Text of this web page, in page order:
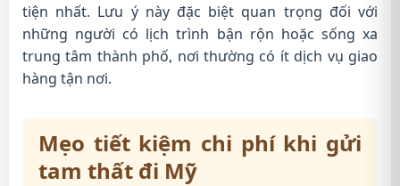
tiện nhất. Lưu ý này đặc biệt quan trọng đối với
những người có lịch trình bận rộn hoặc sống xa
trung tâm thành phố, nơi thường có ít dịch vụ giao
hàng tận nơi.
Mẹo tiết kiệm chi phí khi gửi
tam thất đi Mỹ